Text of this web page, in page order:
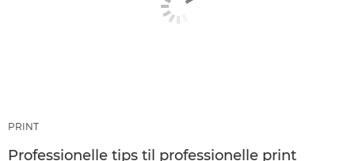
PRINT
Professionelle tips til professionelle print